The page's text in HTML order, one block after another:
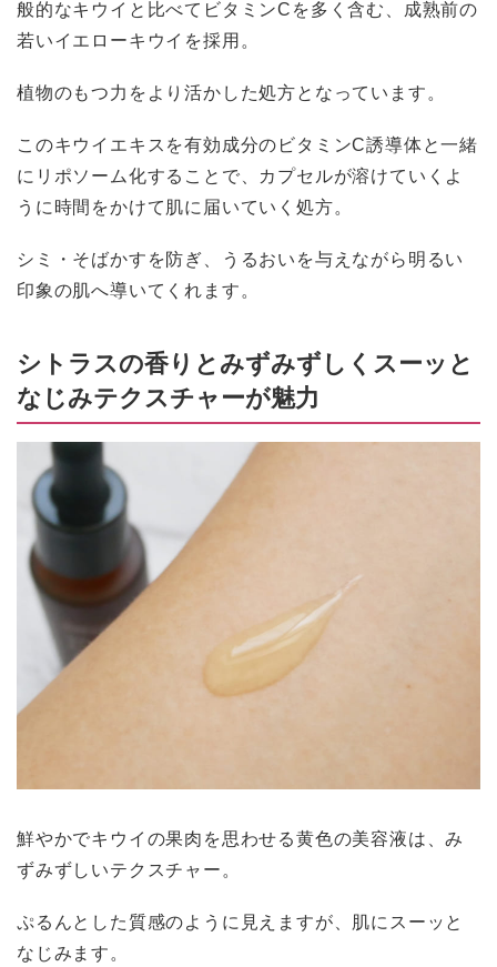
般的なキウイと比べてビタミンCを多く含む、成熟前の
若いイエローキウイを採用。
植物のもつ力をより活かした処方となっています。
このキウイエキスを有効成分のビタミンC誘導体と一緒
にリポソーム化することで、カプセルが溶けていくよ
うに時間をかけて肌に届いていく処方。
シミ・そばかすを防ぎ、うるおいを与えながら明るい
印象の肌へ導いてくれます。
シトラスの香りとみずみずしくスーッと
なじみテクスチャーが魅力
鮮やかでキウイの果肉を思わせる黄色の美容液は、み
ずみずしいテクスチャー。
ぷるんとした質感のように見えますが、肌にスーッと
なじみます。